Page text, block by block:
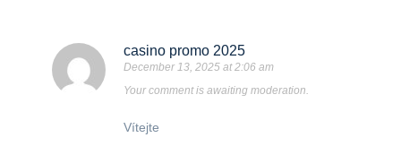
casino promo 2025
December 13, 2025 at 2:06 am
Your comment is awaiting moderation.
Vítejte